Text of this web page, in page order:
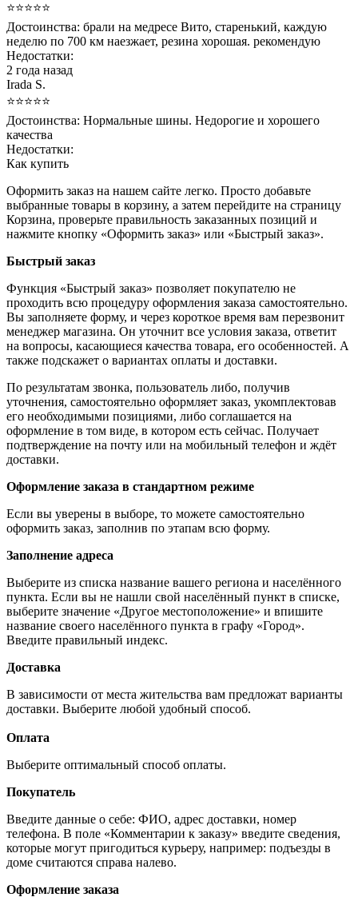
⭐⭐⭐⭐⭐
Достоинства: брали на медресе Вито, старенький, каждую
неделю по 700 км наезжает, резина хорошая. рекомендую
Недостатки:
2 года назад
Irada S.
⭐⭐⭐⭐⭐
Достоинства: Нормальные шины. Недорогие и хорошего
качества
Недостатки:
Как купить
Оформить заказ на нашем сайте легко. Просто добавьте
выбранные товары в корзину, а затем перейдите на страницу
Корзина, проверьте правильность заказанных позиций и
нажмите кнопку «Оформить заказ» или «Быстрый заказ».
Быстрый заказ
Функция «Быстрый заказ» позволяет покупателю не
проходить всю процедуру оформления заказа самостоятельно.
Вы заполняете форму, и через короткое время вам перезвонит
менеджер магазина. Он уточнит все условия заказа, ответит
на вопросы, касающиеся качества товара, его особенностей. А
также подскажет о вариантах оплаты и доставки.
По результатам звонка, пользователь либо, получив
уточнения, самостоятельно оформляет заказ, укомплектовав
его необходимыми позициями, либо соглашается на
оформление в том виде, в котором есть сейчас. Получает
подтверждение на почту или на мобильный телефон и ждёт
доставки.
Оформление заказа в стандартном режиме
Если вы уверены в выборе, то можете самостоятельно
оформить заказ, заполнив по этапам всю форму.
Заполнение адреса
Выберите из списка название вашего региона и населённого
пункта. Если вы не нашли свой населённый пункт в списке,
выберите значение «Другое местоположение» и впишите
название своего населённого пункта в графу «Город».
Введите правильный индекс.
Доставка
В зависимости от места жительства вам предложат варианты
доставки. Выберите любой удобный способ.
Оплата
Выберите оптимальный способ оплаты.
Покупатель
Введите данные о себе: ФИО, адрес доставки, номер
телефона. В поле «Комментарии к заказу» введите сведения,
которые могут пригодиться курьеру, например: подъезды в
доме считаются справа налево.
Оформление заказа